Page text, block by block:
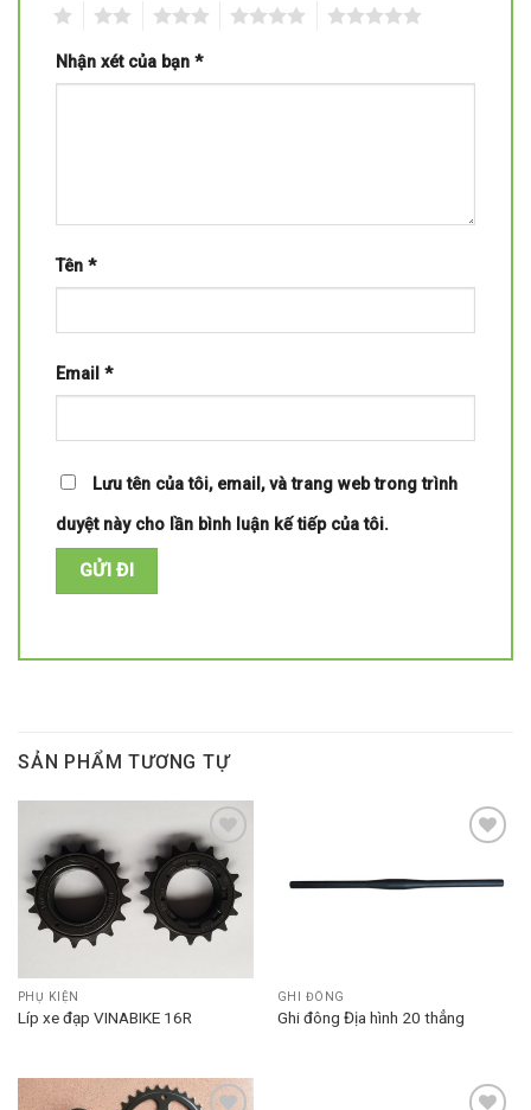
Nhận xét của bạn *
Tên *
Email *
Lưu tên của tôi, email, và trang web trong trình
duyệt này cho lần bình luận kế tiếp của tôi.
SẢN PHẨM TƯƠNG TỰ
Add to
wishlist
PHỤ KIỆN
Líp xe đạp VINABIKE 16R
wishlist
GHI ĐÔNG
Ghi đông Địa hình 20 thẳng